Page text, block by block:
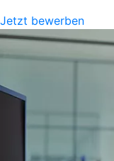
Jetzt bewerben